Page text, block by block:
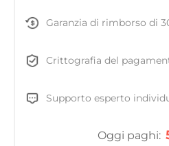
Garanzia di rimborso di
Crittografia del
Supporto esperto
Oggi paghi: